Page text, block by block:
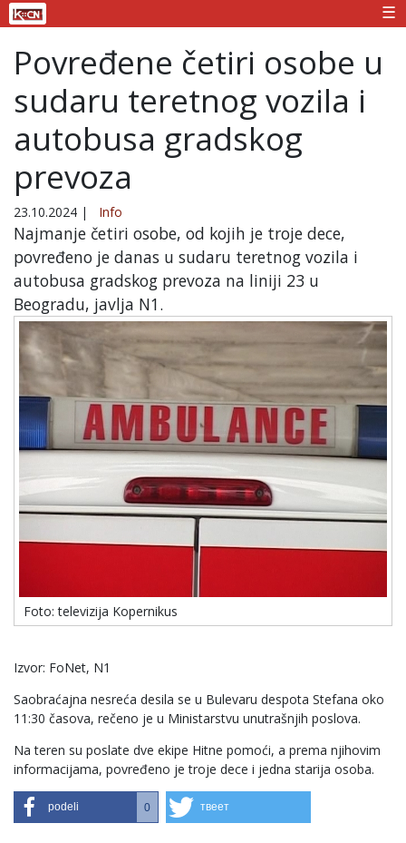
☰
Povređene četiri osobe u
sudaru teretnog vozila i
autobusa gradskog
prevoza
23.10.2024 | Info
Najmanje četiri osobe, od kojih je troje dece,
povređeno je danas u sudaru teretnog vozila i
autobusa gradskog prevoza na liniji 23 u
Beogradu, javlja N1.
Foto: televizija Kopernikus
Izvor: FoNet, N1
Saobraćajna nesreća desila se u Bulevaru despota Stefana oko
11:30 časova, rečeno je u Ministarstvu unutrašnjih poslova.
Na teren su poslate dve ekipe Hitne pomoći, a prema njihovim
informacijama, povređeno je troje dece i jedna starija osoba.
podeli 0 твеет